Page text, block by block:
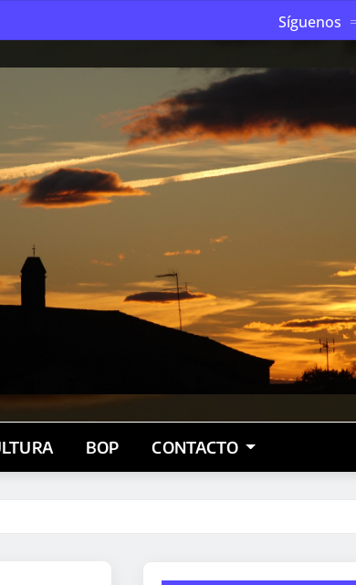
Síguenos
BOP CONTACTO